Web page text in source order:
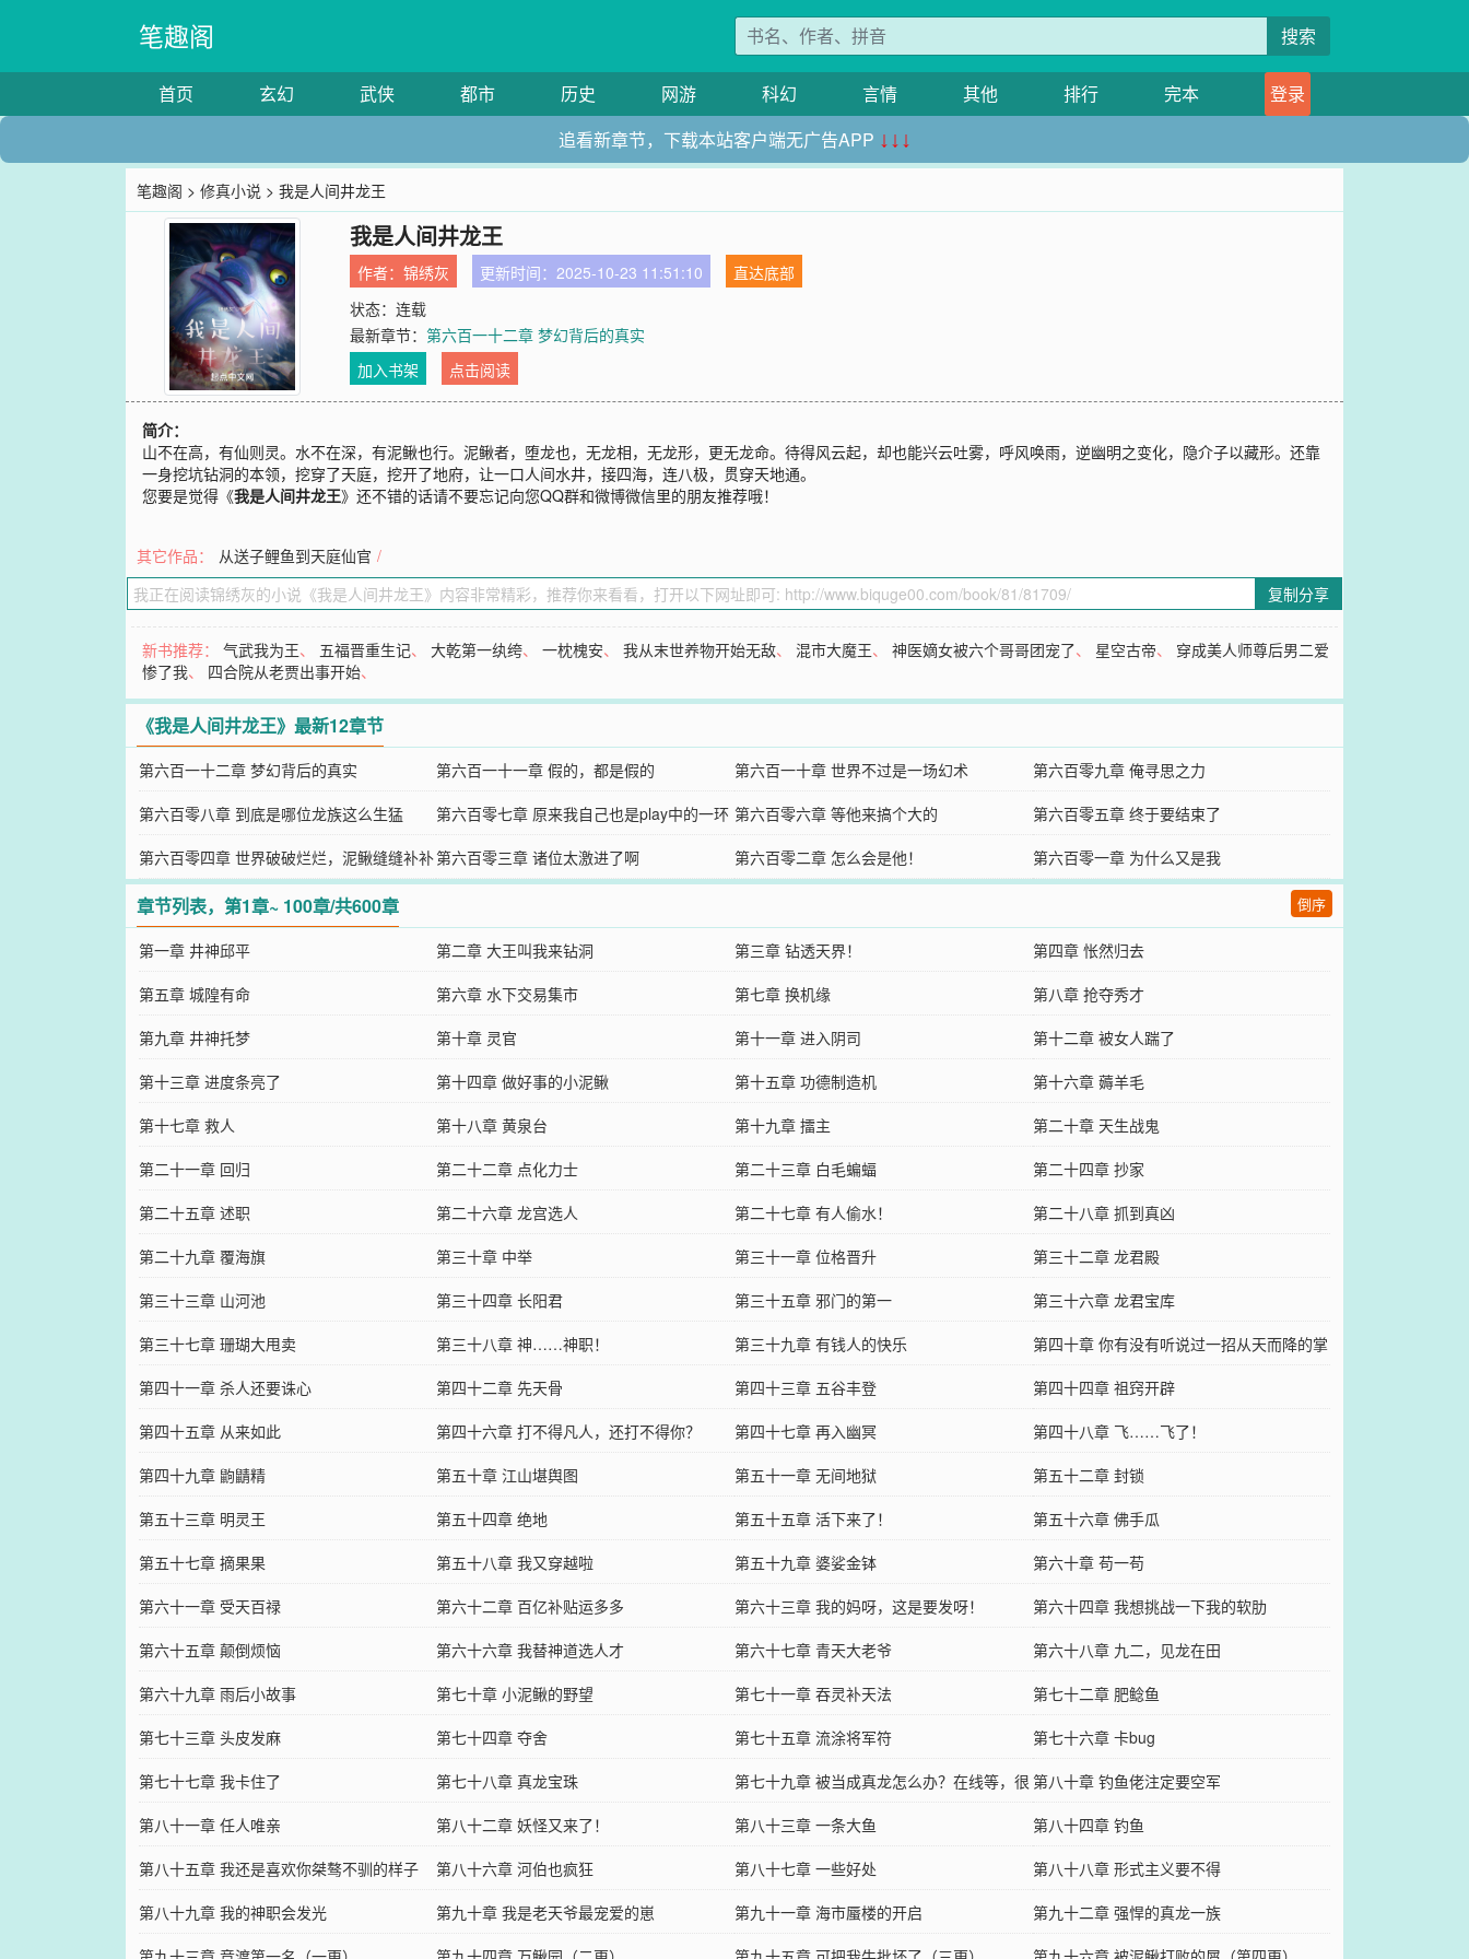
笔趣阁 搜索
首页 玄幻 武侠 都市 历史 网游 科幻 言情 其他 排行 完本
登录
追看新章节，下载本站客户端无广告APP ↓↓↓
笔趣阁 >修真小说 > 我是人间井龙王
我是人间井龙王
作者：锦绣灰 更新时间：2025-10-23 11:51:10
直达底部
状态：连载
最新章节：第六百一十二章 梦幻背后的真实
加入书架
点击阅读
简介：
山不在高，有仙则灵。水不在深，有泥鳅也行。泥鳅者，堕龙也，无龙相，无龙形，更无龙命。待得风云起，却也能兴云吐雾，呼风唤雨，逆幽明之变化，隐介子以藏形。还靠
一身挖坑钻洞的本领，挖穿了天庭，挖开了地府，让一口人间水井，接四海，连八极，贯穿天地通。
您要是觉得《我是人间井龙王》还不错的话请不要忘记向您QQ群和微博微信里的朋友推荐哦！
其它作品： 从送子鲤鱼到天庭仙官 /
复制分享
新书推荐：气武我为王、 五福晋重生记、大乾第一纨绔、一枕槐安、我从末世养物开始无敌、 混市大魔王、神医嫡女被六个哥哥团宠了、 星空古帝、 穿成美人师尊后男二爱
惨了我、 四合院从老贾出事开始、
《我是人间井龙王》最新12章节
第六百一十二章 梦幻背后的真实 第六百一十一章 假的，都是假的 第六百一十章 世界不过是一场幻术
第六百零九章 俺寻思之力
第六百零八章 到底是哪位龙族这么生猛
第六百零七章 原来我自己也是play中的一环 第六百零六章 等他来搞个大的
第六百零五章 终于要结束了
第六百零四章 世界破破烂烂，泥鳅缝缝补补第六百零三章 诸位太激进了啊 第六百零二章 怎么会是他！ 第六百零一章 为什么又是我
章节列表，第1章~ 100章/共600章 倒序
第一章 井神邱平 第二章 大王叫我来钻洞 第三章 钻透天界！
第四章 怅然归去
第五章 城隍有命
第六章 水下交易集市 第七章 换机缘
第八章 抢夺秀才
第九章 井神托梦
第十章 灵官 第十一章 进入阴司
第十二章 被女人踹了
第十三章 进度条亮了
第十四章 做好事的小泥鳅 第十五章 功德制造机
第十六章 薅羊毛
第十七章 救人
第十八章 黄泉台 第十九章 擂主
第二十章 天生战鬼
第二十一章 回归
第二十二章 点化力士 第二十三章 白毛蝙蝠
第二十四章 抄家
第二十五章 述职
第二十六章 龙宫选人 第二十七章 有人偷水！
第二十八章 抓到真凶
第二十九章 覆海旗
第三十章 中举 第三十一章 位格晋升
第三十二章 龙君殿
第三十三章 山河池
第三十四章 长阳君 第三十五章 邪门的第一
第三十六章 龙君宝库
第三十七章 珊瑚大甩卖
第三十八章 神……神职！ 第三十九章 有钱人的快乐
第四十章 你有没有听说过一招从天而降的掌
法
第四十一章 杀人还要诛心 第四十二章 先天骨 第四十三章 五谷丰登
第四十四章 祖窍开辟
第四十五章 从来如此
第四十六章 打不得凡人，还打不得你？ 第四十七章 再入幽冥
第四十八章 飞……飞了！
第四十九章 鼩鼱精
第五十章 江山堪舆图 第五十一章 无间地狱
第五十二章 封锁
第五十三章 明灵王
第五十四章 绝地 第五十五章 活下来了！
第五十六章 佛手瓜
第五十七章 摘果果
第五十八章 我又穿越啦 第五十九章 婆娑金钵
第六十章 苟一苟
第六十一章 受天百禄
第六十二章 百亿补贴运多多 第六十三章 我的妈呀，这是要发呀！
第六十四章 我想挑战一下我的软肋
第六十五章 颠倒烦恼
第六十六章 我替神道选人才 第六十七章 青天大老爷
第六十八章 九二，见龙在田
第六十九章 雨后小故事
第七十章 小泥鳅的野望 第七十一章 吞灵补天法
第七十二章 肥鲶鱼
第七十三章 头皮发麻
第七十四章 夺舍 第七十五章 流涂将军符
第七十六章 卡bug
第七十七章 我卡住了
第七十八章 真龙宝珠
第七十九章 被当成真龙怎么办？在线等，很
急！
第八十章 钓鱼佬注定要空军
第八十一章 任人唯亲
第八十二章 妖怪又来了！ 第八十三章 一条大鱼
第八十四章 钓鱼
第八十五章 我还是喜欢你桀骜不驯的样子
第八十六章 河伯也疯狂 第八十七章 一些好处
第八十八章 形式主义要不得
第八十九章 我的神职会发光
第九十章 我是老天爷最宠爱的崽 第九十一章 海市蜃楼的开启
第九十二章 强悍的真龙一族